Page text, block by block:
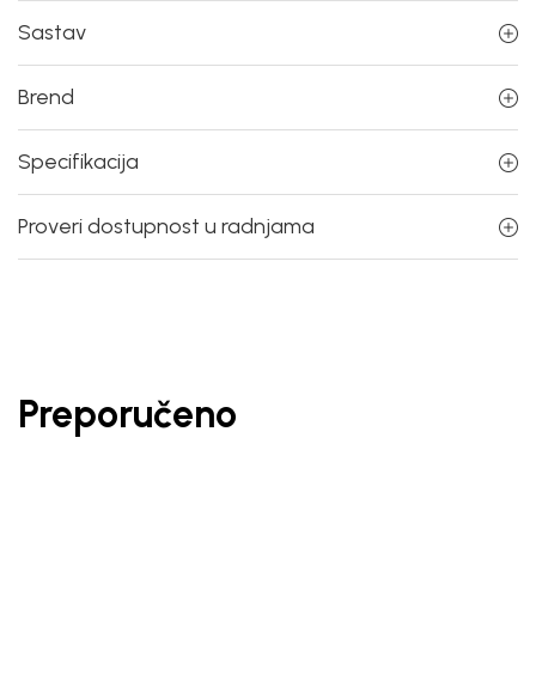
Sastav
Brend
Specifikacija
Proveri dostupnost u radnjama
Preporučeno